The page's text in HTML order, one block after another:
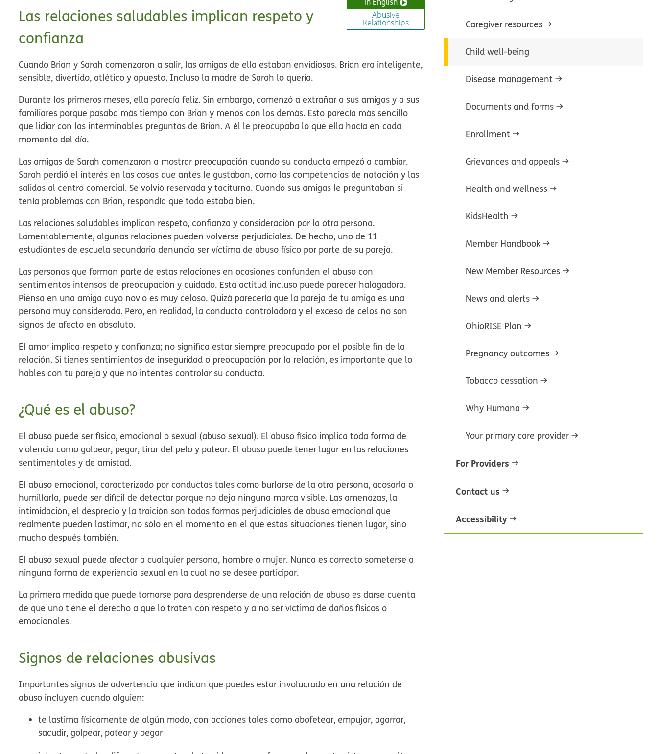
Abusive
Relationships
Las relaciones saludables implican respeto y
confianza
Cuando Brian y Sarah comenzaron a salir, las amigas de ella estaban envidiosas. Brian era inteligente,
sensible, divertido, atlético y apuesto. Incluso la madre de Sarah lo quería.
Durante los primeros meses, ella parecía feliz. Sin embargo, comenzó a extrañar a sus amigas y a sus
familiares porque pasaba más tiempo con Brian y menos con los demás. Esto parecía más sencillo
que lidiar con las interminables preguntas de Brian. A él le preocupaba lo que ella hacía en cada
momento del día.
Las amigas de Sarah comenzaron a mostrar preocupación cuando su conducta empezó a cambiar.
Sarah perdió el interés en las cosas que antes le gustaban, como las competencias de natación y las
salidas al centro comercial. Se volvió reservada y taciturna. Cuando sus amigas le preguntaban si
tenía problemas con Brian, respondía que todo estaba bien.
Las relaciones saludables implican respeto, confianza y consideración por la otra persona.
Lamentablemente, algunas relaciones pueden volverse perjudiciales. De hecho, uno de 11
estudiantes de escuela secundaria denuncia ser víctima de abuso físico por parte de su pareja.
Las personas que forman parte de estas relaciones en ocasiones confunden el abuso con
sentimientos intensos de preocupación y cuidado. Esta actitud incluso puede parecer halagadora.
Piensa en una amiga cuyo novio es muy celoso. Quizá parecería que la pareja de tu amiga es una
persona muy considerada. Pero, en realidad, la conducta controladora y el exceso de celos no son
signos de afecto en absoluto.
El amor implica respeto y confianza; no significa estar siempre preocupado por el posible fin de la
relación. Si tienes sentimientos de inseguridad o preocupación por la relación, es importante que lo
hables con tu pareja y que no intentes controlar su conducta.
¿Qué es el abuso?
El abuso puede ser físico, emocional o sexual (abuso sexual). El abuso físico implica toda forma de
violencia como golpear, pegar, tirar del pelo y patear. El abuso puede tener lugar en las relaciones
sentimentales y de amistad.
El abuso emocional, caracterizado por conductas tales como burlarse de la otra persona, acosarla o
humillarla, puede ser difícil de detectar porque no deja ninguna marca visible. Las amenazas, la
intimidación, el desprecio y la traición son todas formas perjudiciales de abuso emocional que
realmente pueden lastimar, no sólo en el momento en el que estas situaciones tienen lugar, sino
mucho después también.
El abuso sexual puede afectar a cualquier persona, hombre o mujer. Nunca es correcto someterse a
ninguna forma de experiencia sexual en la cual no se desee participar.
La primera medida que puede tomarse para desprenderse de una relación de abuso es darse cuenta
de que uno tiene el derecho a que lo traten con respeto y a no ser víctima de daños físicos o
emocionales.
Signos de relaciones abusivas
Importantes signos de advertencia que indican que puedes estar involucrado en una relación de
abuso incluyen cuando alguien:
te lastima físicamente de algún modo, con acciones tales como abofetear, empujar, agarrar,
sacudir, golpear, patear y pegar
Caregiver resources
Child well-being
Disease management
Documents and forms
Enrollment
Grievances and appeals
Health and wellness
KidsHealth
Member Handbook
New Member Resources
News and alerts
OhioRISE Plan
Pregnancy outcomes
Tobacco cessation
Why Humana
Your primary care provider
For Providers
Contact us
Accessibility